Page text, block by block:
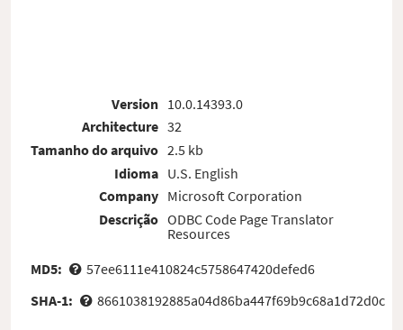
Version
Architecture
Tamanho do arquivo
Idioma
Company
Descrição
10.0.14393.0
32
2.5 kb
U.S. English
Microsoft Corporation
ODBC Code Page Translator
Resources
MD5:
57ee6111e410824c5758647420defed6
SHA-1:
8661038192885a04d86ba447f69b9c68a1d72d0c